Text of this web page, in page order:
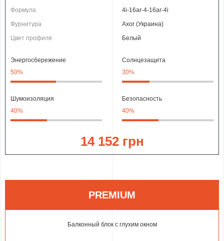
Формула
4i-16ar-4-16ar-4i
Фурнитура
Axor (Украина)
Цвет профиля
Белый
Энергосбережение
50%
Солнцезащита
30%
Шумоизоляция
40%
Безопасность
40%
14 152 грн
PREMIUM
Балконный блок с глухим окном